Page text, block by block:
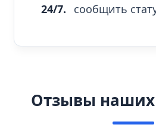
24/7.
сообщить
Отзывы наших